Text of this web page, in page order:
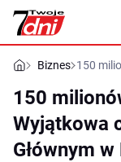
Biznes 150
150
Wyjątkowa
Głównym